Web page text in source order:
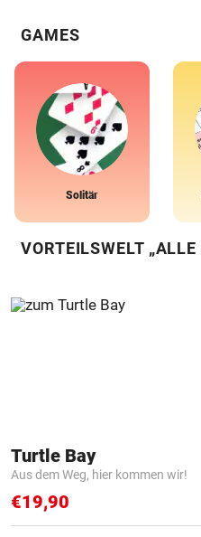
GAMES
Solitär
VORTEILSWELT
Turtle Bay
Aus dem Weg, hier kommen wir!
€19,90